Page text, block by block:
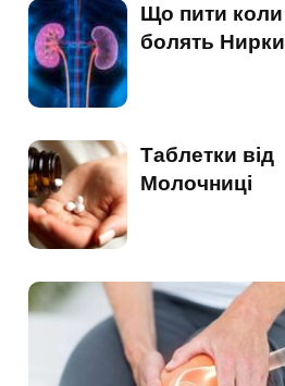
Що пити коли
болять Нирки
Таблетки від
Молочниці